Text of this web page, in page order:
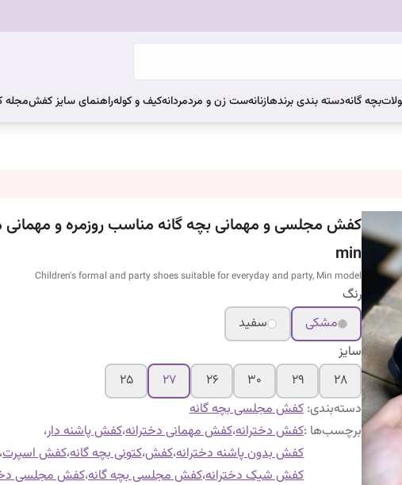
بچه گانهدسته بندی برندهازنانهست زن و مردمردانهکیف و کولهراهنمای سایز کفش
کفش مجلسی و مهمانی بچه گانه مناسب روزمره و
min
Children's formal and party shoes suitable for everyday and party, Min model
رنگ
مشکی
سفید
سایز
۲۸
۲۹ ۳۰ ۲۶ ۲۷
۲۵
دسته‌بندی: کفش مجلسی بچه گانه
برچسب‌ها :کفش دخترانه،کفش مهمانی دخترانه،کفش پاشنه دار،
کفش بدون پاشنه دخترانه،کفش،کتونی بچه گانه،کفش اسپرت،
کفش شیک دخترانه،کفش مجلسی بچه گانه،کفش مجلسی